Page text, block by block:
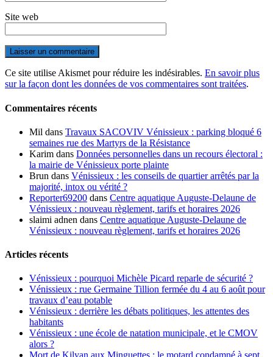
Site web
Ce site utilise Akismet pour réduire les indésirables. En savoir plus
sur la façon dont les données de vos commentaires sont traitées.
Commentaires récents
Mil dans Travaux SACOVIV Vénissieux : parking bloqué 6
semaines rue des Martyrs de la Résistance
Karim dans Données personnelles dans un recours électoral :
la mairie de Vénissieux porte plainte
Brun dans Vénissieux : les conseils de quartier arrêtés par la
majorité, intox ou vérité ?
Reporter69200 dans Centre aquatique Auguste-Delaune de
Vénissieux : nouveau règlement, tarifs et horaires 2026
slaimi adnen dans Centre aquatique Auguste-Delaune de
Vénissieux : nouveau règlement, tarifs et horaires 2026
Articles récents
Vénissieux : pourquoi Michèle Picard reparle de sécurité ?
Vénissieux : rue Germaine Tillion fermée du 4 au 6 août pour
travaux d’eau potable
Vénissieux : derrière les débats politiques, les attentes des
habitants
Vénissieux : une école de natation municipale, et le CMOV
alors ?